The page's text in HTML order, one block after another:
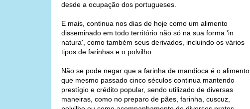
desde a ocupação dos portugueses.
E mais, continua nos dias de hoje como um alimento
disseminado em todo território não só na sua forma 'in
natura', como também seus derivados, incluindo os vários
tipos de farinhas e o polvilho.
Não se pode negar que a farinha de mandioca é o alimento
que mesmo passado cinco séculos continua mantendo
prestígio e crédito popular, sendo utilizado de diversas
maneiras, como no preparo de pães, farinha, cuscuz,